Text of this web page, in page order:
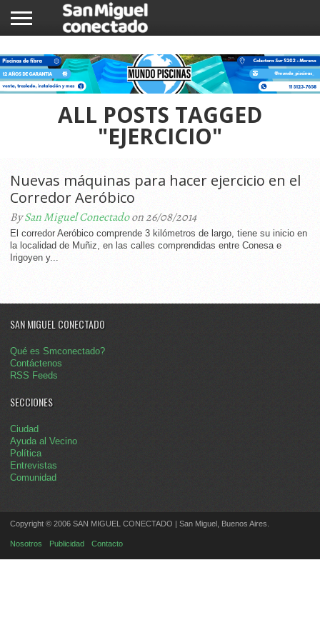
NOTICIAS
COMUNIDAD
COMERCIOS
ALL POSTS TAGGED
"EJERCICIO"
Nuevas máquinas para hacer ejercicio en el
Corredor Aeróbico
BySan Miguel Conectadoon 26/08/2014
El corredor Aeróbico comprende 3 kilómetros de largo, tiene su inicio en
la localidad de Muñiz, en las calles comprendidas entre Conesa e
Irigoyen y...
SAN MIGUEL CONECTADO
Qué es Smconectado?
Contáctenos
RSS Feeds
SECCIONES
Ciudad
Ayuda al Vecino
Política
Entrevistas
Comunidad
Copyright © 2006 SAN MIGUEL CONECTADO | San Miguel, Buenos Aires.
Nosotros Publicidad Contacto